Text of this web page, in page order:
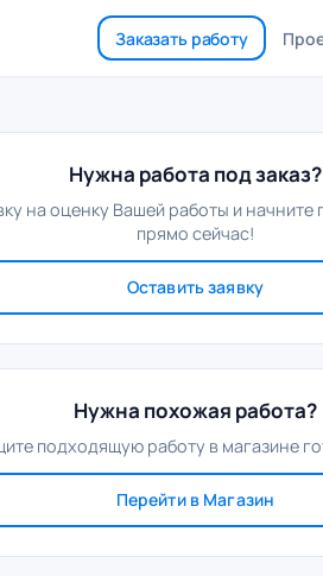
Заказать работу
Нужна работа под заказ?
на оценку Вашей работы и
прямо сейчас!
Оставить заявку
Нужна похожая работа?
подходящую работу в магазине
Перейти в Магазин